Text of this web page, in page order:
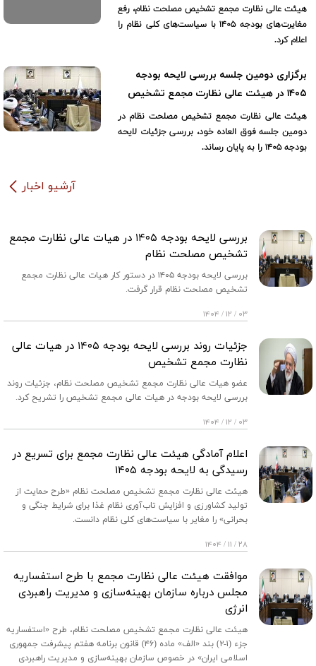
هیئت عالی نظارت مجمع تشخیص مصلحت نظام، رفع
مغایرت‌های بودجه ۱۴۰۵ با سیاست‌های کلی نظام را
اعلام کرد.
برگزاری دومین جلسه بررسی لایحه بودجه
۱۴۰۵ در هیئت عالی نظارت مجمع تشخیص
هیئت عالی نظارت مجمع تشخیص مصلحت نظام در
دومین جلسه فوق العاده خود، بررسی جزئیات لایحه
بودجه ۱۴۰۵ را به پایان رساند.
آرشیو اخبار
بررسی لایحه بودجه ۱۴۰۵ در هیات عالی نظارت مجمع
تشخیص مصلحت نظام
بررسی لایحه بودجه ۱۴۰۵ در دستور کار هیات عالی نظارت مجمع
تشخیص مصلحت نظام قرار گرفت.
۰۳ / ۱۲ / ۱۴۰۴
جزئیات روند بررسی لایحه بودجه ۱۴۰۵ در هیات عالی
نظارت مجمع تشخیص
عضو هیات عالی نظارت مجمع تشخیص مصلحت نظام، جزئیات روند
بررسی لایحه بودجه در هیات عالی مجمع تشخیص را تشریح کرد.
۰۳ / ۱۲ / ۱۴۰۴
اعلام آمادگی هیئت عالی نظارت مجمع برای تسریع در
رسیدگی به لایحه بودجه ۱۴۰۵
هیئت عالی نظارت مجمع تشخیص مصلحت نظام «طرح حمایت از
تولید کشاورزی و افزایش تاب‌آوری نظام غذا برای شرایط جنگی و
بحرانی» را مغایر با سیاست‌های کلی نظام دانست.
۲۸ / ۱۱ / ۱۴۰۴
موافقت هیئت عالی نظارت مجمع با طرح استفساریه
مجلس درباره سازمان بهینه‌سازی و مدیریت راهبردی
انرژی
هیئت عالی نظارت مجمع تشخیص مصلحت نظام، طرح «استفساریه
جزء (۱-۲) بند «الف» ماده (۴۶) قانون برنامه هفتم پیشرفت جمهوری
اسلامی ایران» در خصوص سازمان بهینه‌سازی و مدیریت راهبردی